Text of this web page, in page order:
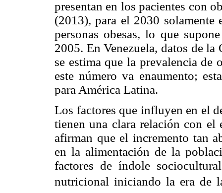
presentan en los pacientes con
(2013), para el 2030
personas obesas, lo que
2005. En Venezuela, datos de
se estima que la prevalencia de
este número va enaumento;
para América Latina.
Los factores que influyen en el
tienen una clara relación con
afirman que el incremento tan
en la alimentación de la
factores de índole
nutricional iniciando la era de